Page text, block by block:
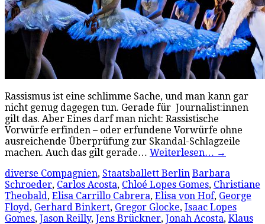
Rassismus ist eine schlimme Sache, und man kann gar
nicht genug dagegen tun. Gerade für Journalist:innen
gilt das. Aber Eines darf man nicht: Rassistische
Vorwürfe erfinden – oder erfundene Vorwürfe ohne
ausreichende Überprüfung zur Skandal-Schlagzeile
machen. Auch das gilt gerade… Weiterlesen… →
diverse Compagnien, Staatsballett Berlin Barbara
Schroeder, Carlos Acosta, Chloé Lopes Gomes, Christiane
Theobald, Elisa Carrillo Cabrera, Elisa von Hof, George
Floyd, Gerhard Binkert, Gregor Glocke, Isaac Lopes
Gomes, Jason Reilly, Jens Brückner, Jonah Acosta, Klaus